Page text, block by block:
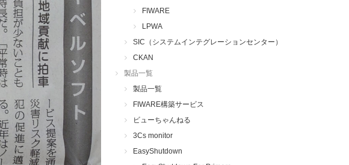
FIWARE
LPWA
SIC（システムインテグレーションセンター）
CKAN
製品一覧
製品一覧
FIWARE構築サービス
ビューちゃんねる
3Cs monitor
EasyShutdown